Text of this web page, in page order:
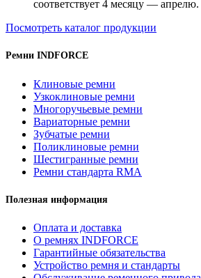
соответствует 4 месяцу — апрелю.
Посмотреть каталог продукции
Ремни INDFORCE
Клиновые ремни
Узкоклиновые ремни
Многоручьевые ремни
Вариаторные ремни
Зубчатые ремни
Поликлиновые ремни
Шестигранные ремни
Ремни стандарта RMA
Полезная информация
Оплата и доставка
О ремнях INDFORCE
Гарантийные обязательства
Устройство ремня и стандарты